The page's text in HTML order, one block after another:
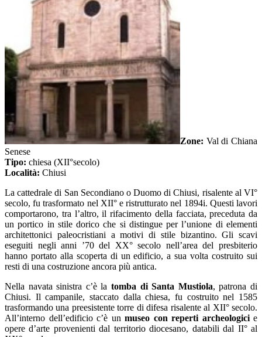
Zone: Val di Chiana
Senese
Tipo: chiesa (XII°secolo)
Località: Chiusi
La cattedrale di San Secondiano o Duomo di Chiusi, risalente al VI°
secolo, fu trasformato nel XII° e ristrutturato nel 1894i. Questi lavori
comportarono, tra l’altro, il rifacimento della facciata, preceduta da
un portico in stile dorico che si distingue per l’unione di elementi
architettonici paleocristiani a motivi di stile bizantino. Gli scavi
eseguiti negli anni ’70 del XX° secolo nell’area del presbiterio
hanno portato alla scoperta di un edificio, a sua volta costruito sui
resti di una costruzione ancora più antica.
Nella navata sinistra c’è la tomba di Santa Mustiola, patrona di
Chiusi. Il campanile, staccato dalla chiesa, fu costruito nel 1585
trasformando una preesistente torre di difesa risalente al XII° secolo.
All’interno dell’edificio c’è un museo con reperti archeologicie
opere d’arte provenienti dal territorio diocesano, databili dal II° al